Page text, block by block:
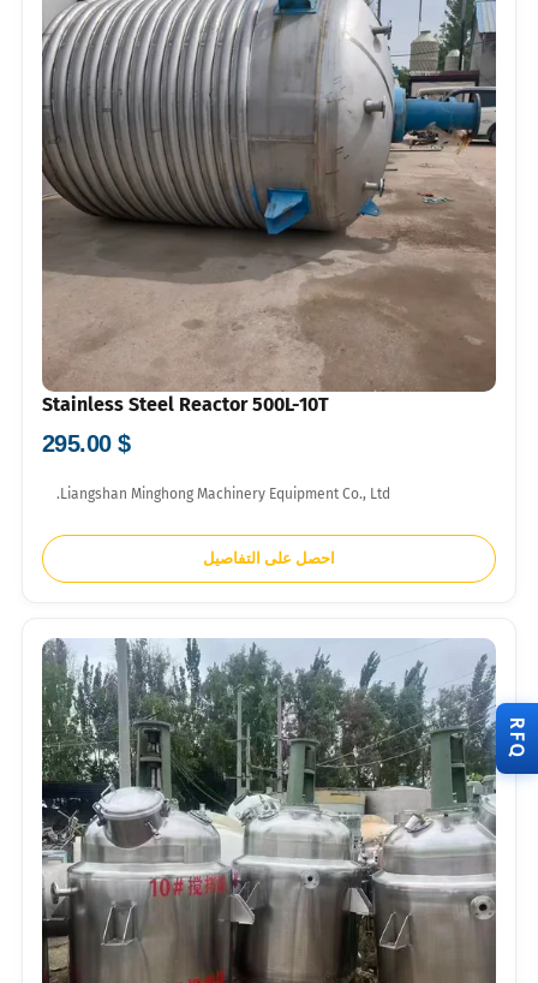
Stainless Steel Reactor 500L-10T
$ 295.00
Liangshan Minghong Machinery Equipment Co., Ltd.
احصل على التفاصيل
RFQ